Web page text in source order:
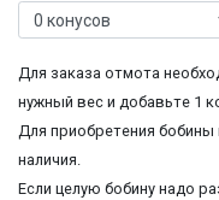
Для заказа отмота
нужный вес и добавьте 1
Для приобретения
наличия.
Если целую бобину надо